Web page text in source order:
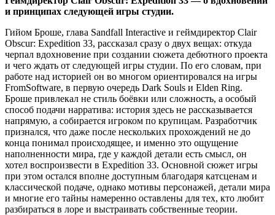
и принципах следующей игры студии.
Гийом Броше, глава Sandfall Interactive и геймдиректор Clair
Obscur: Expedition 33, рассказал сразу о двух вещах: откуда
черпал вдохновение при создании сюжета дебютного проекта
и чего ждать от следующей игры студии. По его словам, при
работе над историей он во многом ориентировался на игры
FromSoftware, в первую очередь Dark Souls и Elden Ring.
Броше привлекал не стиль боёвки или сложность, а особый
способ подачи нарратива: история здесь не рассказывается
напрямую, а собирается игроком по крупицам. Разработчик
признался, что даже после нескольких прохождений не до
конца понимал происходящее, и именно это ощущение
наполненности мира, где у каждой детали есть смысл, он
хотел воспроизвести в Expedition 33. Основной сюжет игры
при этом остался вполне доступным благодаря катсценам и
классической подаче, однако мотивы персонажей, детали мира
и многие его тайны намеренно оставлены для тех, кто любит
разбираться в лоре и выстраивать собственные теории.